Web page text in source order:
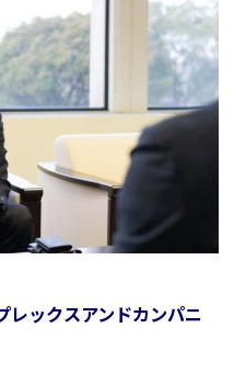
レックスアンドカンパニ